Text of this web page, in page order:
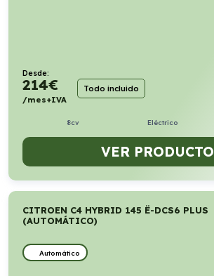
Desde:
214€
/mes+IVA
Todo incluido
8cv Eléctrico
VER PRODUCTO
CITROEN C4 HYBRID 145 Ë-DCS6 PLUS
(AUTOMÁTICO)
Automático